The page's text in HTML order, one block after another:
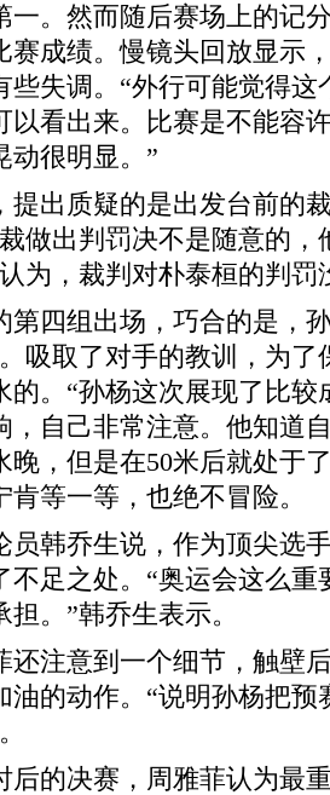
一。然而随后赛场上的记
赛成绩。慢镜头回放显示
些失调。“外行可能觉得这
以看出来。比赛是不能容
动很明显。”
出质疑的是出发台前的
做出判罚决不是随意的，
为，裁判对朴泰桓的判罚
四组出场，巧合的是，孙
吸取了对手的教训，为了
的。“孙杨这次展现了比较
，自己非常注意。他知道
晚，但是在50米后就处于
等一等，也绝不冒险。
韩乔生说，作为顶尖选
不足之处。“奥运会这么重
。”韩乔生表示。
注意到一个细节，触壁
油的动作。“说明孙杨把预
的决赛，周雅菲认为最